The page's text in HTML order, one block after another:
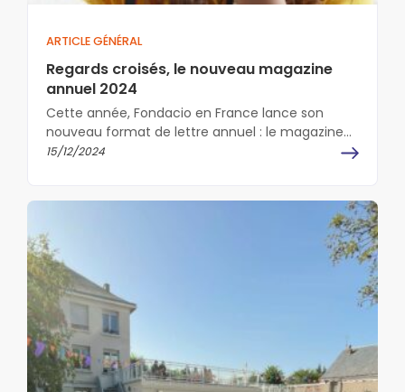
ARTICLE GÉNÉRAL
Regards croisés, le nouveau magazine
annuel 2024
Cette année, Fondacio en France lance son
nouveau format de lettre annuel : le magazine
annuel "Regards croisés". Au fil…
15/12/2024